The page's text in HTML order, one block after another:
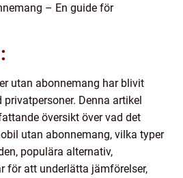
– En guide för
utan abonnemang har blivit
Denna artikel
översikt över vad det
utan abonnemang, vilka typer
populära alternativ,
för att underlätta jämförelser,